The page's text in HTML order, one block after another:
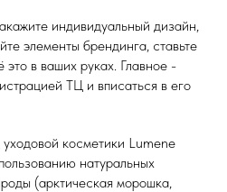
индивидуальный дизайн,
элементы брендинга, ставьте
в ваших руках. Главное -
ТЦ и вписаться в его
косметики Lumene
натуральных
(арктическая морошка,